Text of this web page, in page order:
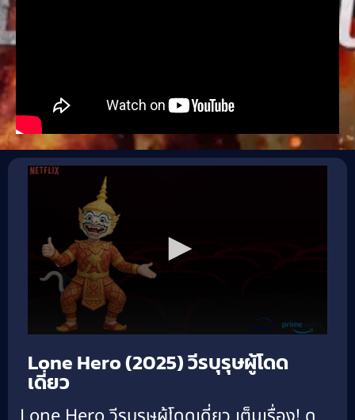
Lone Hero (2025) วีรบุรุษผู้โดด
เดี่ยว